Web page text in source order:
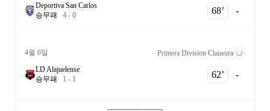
Deportiva San Carlos
승무패 4 - 0 68‎’‎ -
4월 6일
Primera Division Clausura
LD Alajuelense
승무패 1 - 1 62‎’‎ -